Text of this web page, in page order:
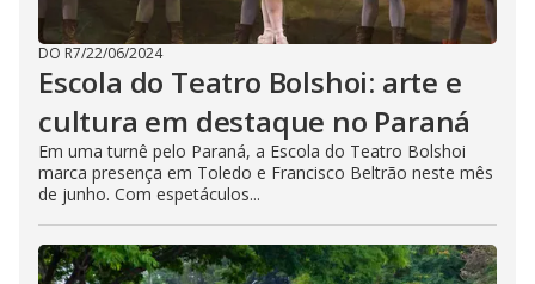
DO R7/22/06/2024
Escola do Teatro Bolshoi: arte e
cultura em destaque no Paraná
Em uma turnê pelo Paraná, a Escola do Teatro Bolshoi
marca presença em Toledo e Francisco Beltrão neste mês
de junho. Com espetáculos...